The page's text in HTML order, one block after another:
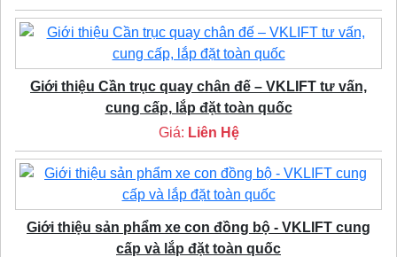
Giới thiệu Cần trục quay chân đế – VKLIFT tư vấn,
cung cấp, lắp đặt toàn quốc
Giá: Liên Hệ
Giới thiệu sản phẩm xe con đồng bộ - VKLIFT cung
cấp và lắp đặt toàn quốc